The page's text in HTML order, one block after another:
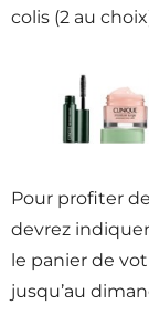
colis (2 au
Pour profiter
devrez
le panier de
jusqu’au